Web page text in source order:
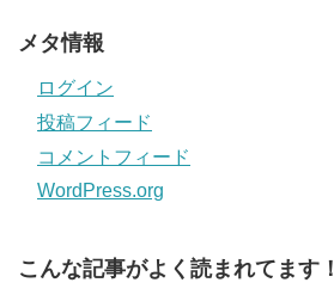
メタ情報
ログイン
投稿フィード
コメントフィード
WordPress.org
こんな記事がよく読まれてます！